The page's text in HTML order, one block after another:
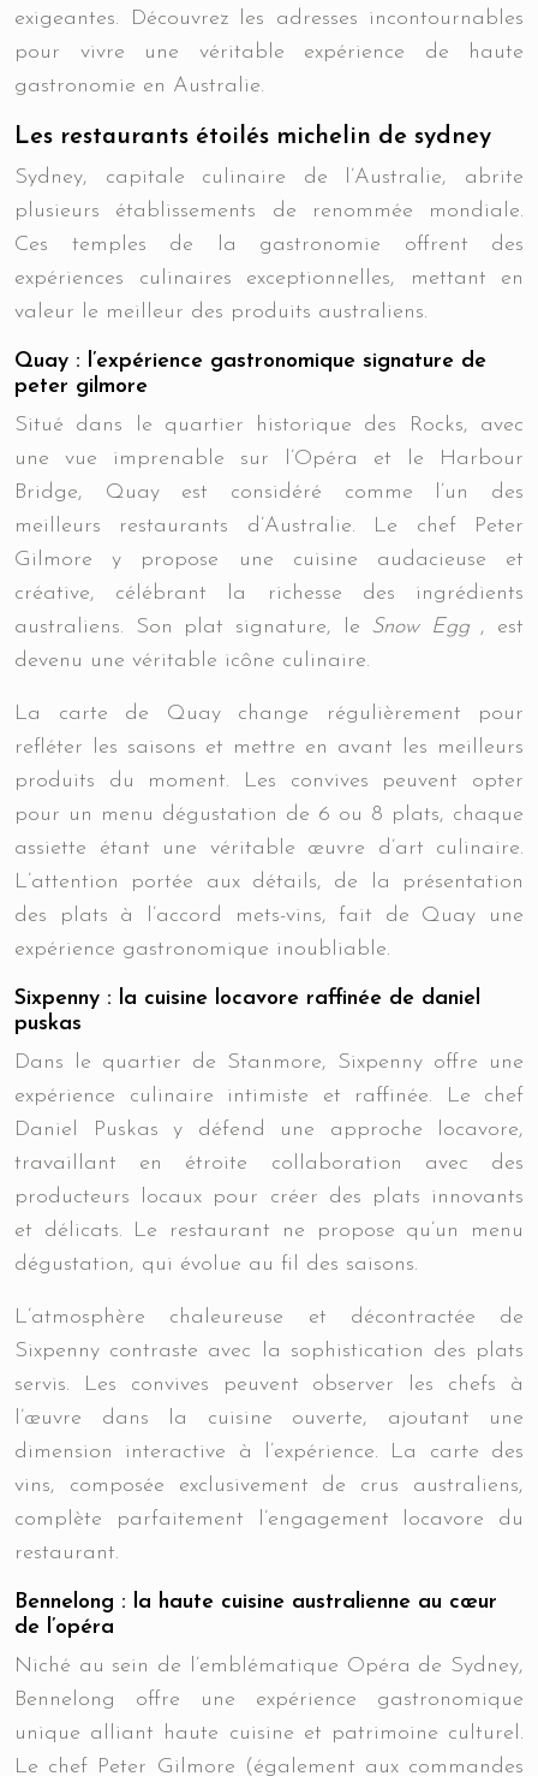
exigeantes. Découvrez les adresses incontournables
pour vivre une véritable expérience de haute
gastronomie en Australie.
Les restaurants étoilés michelin de sydney
Sydney, capitale culinaire de l’Australie, abrite
plusieurs établissements de renommée mondiale.
Ces temples de la gastronomie offrent des
expériences culinaires exceptionnelles, mettant en
valeur le meilleur des produits australiens.
Quay : l’expérience gastronomique signature de
peter gilmore
Situé dans le quartier historique des Rocks, avec
une vue imprenable sur l’Opéra et le Harbour
Bridge, Quay est considéré comme l’un des
meilleurs restaurants d’Australie. Le chef Peter
Gilmore y propose une cuisine audacieuse et
créative, célébrant la richesse des ingrédients
australiens. Son plat signature, le Snow Egg , est
devenu une véritable icône culinaire.
La carte de Quay change régulièrement pour
refléter les saisons et mettre en avant les meilleurs
produits du moment. Les convives peuvent opter
pour un menu dégustation de 6 ou 8 plats, chaque
assiette étant une véritable œuvre d’art culinaire.
L’attention portée aux détails, de la présentation
des plats à l’accord mets-vins, fait de Quay une
expérience gastronomique inoubliable.
Sixpenny : la cuisine locavore raffinée de daniel
puskas
Dans le quartier de Stanmore, Sixpenny offre une
expérience culinaire intimiste et raffinée. Le chef
Daniel Puskas y défend une approche locavore,
travaillant en étroite collaboration avec des
producteurs locaux pour créer des plats innovants
et délicats. Le restaurant ne propose qu’un menu
dégustation, qui évolue au fil des saisons.
L’atmosphère chaleureuse et décontractée de
Sixpenny contraste avec la sophistication des plats
servis. Les convives peuvent observer les chefs à
l’œuvre dans la cuisine ouverte, ajoutant une
dimension interactive à l’expérience. La carte des
vins, composée exclusivement de crus australiens,
complète parfaitement l’engagement locavore du
restaurant.
Bennelong : la haute cuisine australienne au cœur
de l’opéra
Niché au sein de l’emblématique Opéra de Sydney,
Bennelong offre une expérience gastronomique
unique alliant haute cuisine et patrimoine culturel.
Le chef Peter Gilmore (également aux commandes